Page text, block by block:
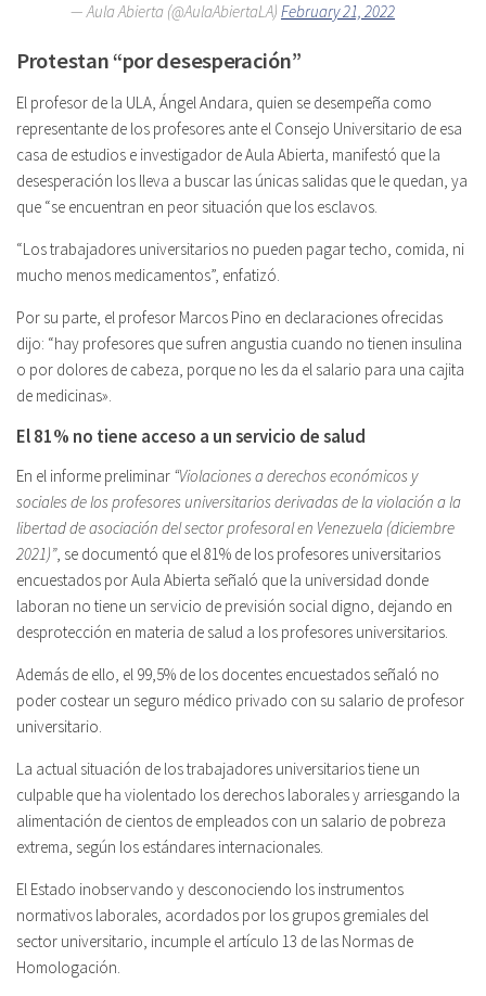
— Aula Abierta (@AulaAbiertaLA) February 21, 2022
Protestan “por desesperación”
El profesor de la ULA, Ángel Andara, quien se desempeña como
representante de los profesores ante el Consejo Universitario de esa
casa de estudios e investigador de Aula Abierta, manifestó que la
desesperación los lleva a buscar las únicas salidas que le quedan, ya
que “se encuentran en peor situación que los esclavos.
“Los trabajadores universitarios no pueden pagar techo, comida, ni
mucho menos medicamentos”, enfatizó.
Por su parte, el profesor Marcos Pino en declaraciones ofrecidas
dijo: “hay profesores que sufren angustia cuando no tienen insulina
o por dolores de cabeza, porque no les da el salario para una cajita
de medicinas».
El 81% no tiene acceso a un servicio de salud
En el informe preliminar “Violaciones a derechos económicos y
sociales de los profesores universitarios derivadas de la violación a la
libertad de asociación del sector profesoral en Venezuela (diciembre
2021)”, se documentó que el 81% de los profesores universitarios
encuestados por Aula Abierta señaló que la universidad donde
laboran no tiene un servicio de previsión social digno, dejando en
desprotección en materia de salud a los profesores universitarios.
Además de ello, el 99,5% de los docentes encuestados señaló no
poder costear un seguro médico privado con su salario de profesor
universitario.
La actual situación de los trabajadores universitarios tiene un
culpable que ha violentado los derechos laborales y arriesgando la
alimentación de cientos de empleados con un salario de pobreza
extrema, según los estándares internacionales.
El Estado inobservando y desconociendo los instrumentos
normativos laborales, acordados por los grupos gremiales del
sector universitario, incumple el artículo 13 de las Normas de
Homologación.